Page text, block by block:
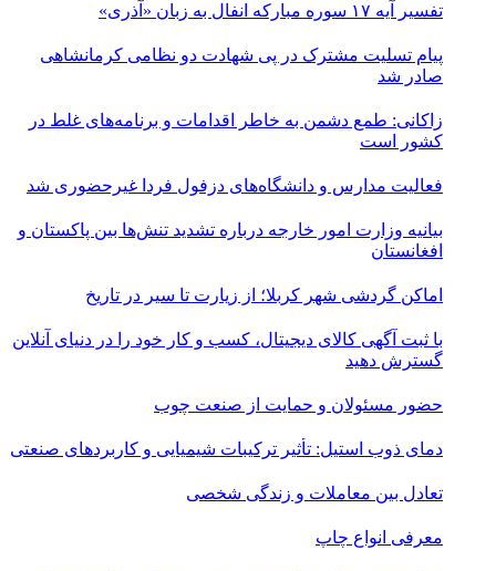
تفسیر آیه ۱۷ سوره مبارکه انفال به زبان «آذری»
پیام تسلیت مشترک در پی شهادت دو نظامی کرمانشاهی
صادر شد
زاکانی: طمع دشمن به خاطر اقدامات و برنامه‌های غلط در
کشور است
فعالیت مدارس و دانشگاه‌های دزفول فردا غیرحضوری شد
بیانیه وزارت امور خارجه درباره تشدید تنش‌ها بین پاکستان و
افغانستان
اماکن گردشی شهر کربلا؛ از زیارت تا سیر در تاریخ
با ثبت آگهی کالای دیجیتال، کسب و کار خود را در دنیای آنلاین
گسترش دهید
حضور مسئولان و حمایت از صنعت چوب
دمای ذوب استیل: تأثیر ترکیبات شیمیایی و کاربردهای صنعتی
تعادل بین معاملات و زندگی شخصی
معرفی انواع چاپ